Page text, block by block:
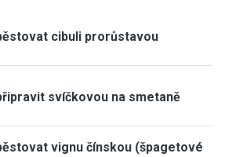
cibuli prorůstavou
svíčkovou na smetaně
vignu čínskou (špagetové